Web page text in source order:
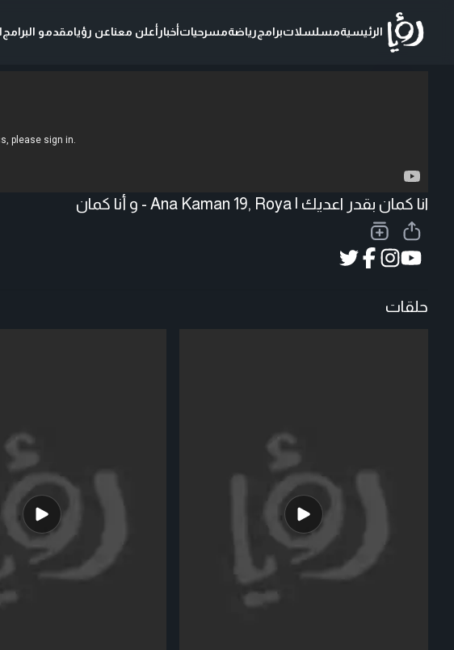
الرئيسيةمسلسلاتبرامجرياضةمسرحياتأخبارأعلن معناعن رؤيامقدمو البرامج
انا كمان بقدر اعديك | Ana Kaman 19, Roya - و أنا كمان
حلقات